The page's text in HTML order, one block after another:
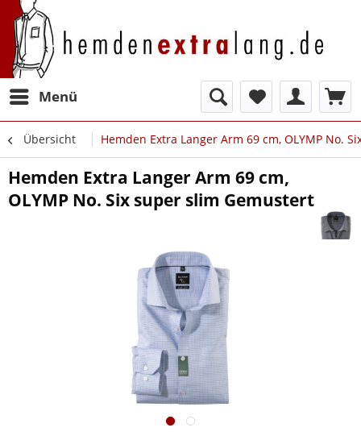
Menü
Übersicht Hemden Extra Langer Arm 69 cm, OLYMP No.
Hemden Extra Langer Arm 69 cm,
OLYMP No. Six super slim Gemustert